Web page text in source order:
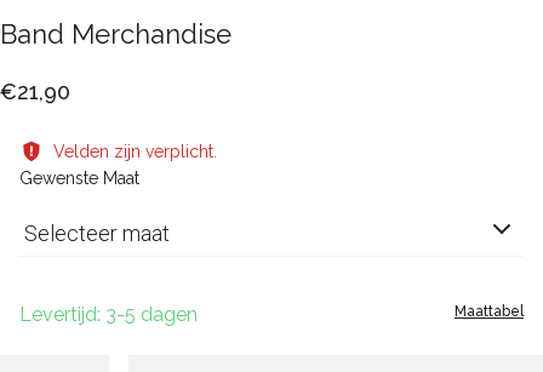
Band Merchandise
€21,90
Velden zijn verplicht.
Gewenste Maat
Selecteer maat
Maattabel
Levertijd: 3-5 dagen